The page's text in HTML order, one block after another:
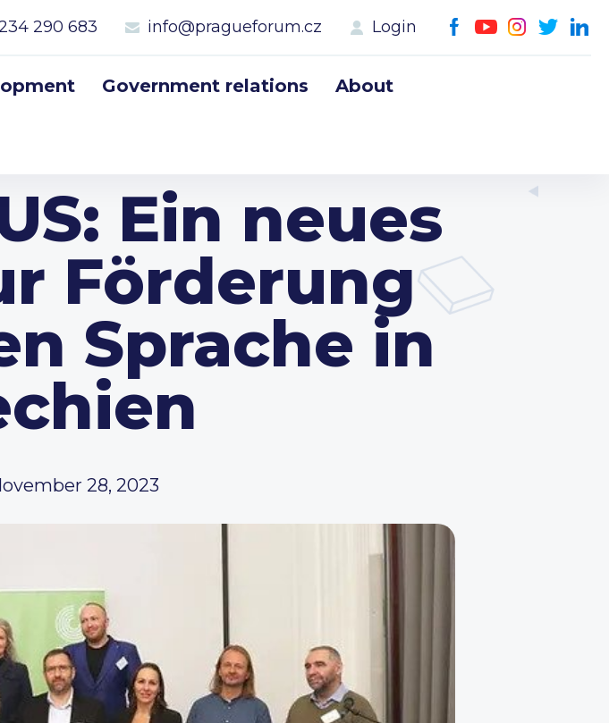
290 683 info@pragueforum.cz Login
Government relations About
Ein neues
Förderung
Sprache in
28, 2023